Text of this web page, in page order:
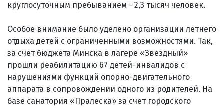
круглосуточным пребыванием - 2,3 тысяч человек.
Особое внимание было уделено организации летнего
отдыха детей с ограниченными возможностями. Так,
за счет бюджета Минска в лагере «Звездный»
прошли реабилитацию 67 детей-инвалидов с
нарушениями функций опорно-двигательного
аппарата в сопровождении одного из родителей. На
базе санатория «Пралеска» за счет городского